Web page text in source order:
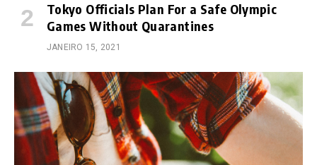
Tokyo Officials Plan For a Safe Olympic
Games Without Quarantines
JANEIRO 15, 2021